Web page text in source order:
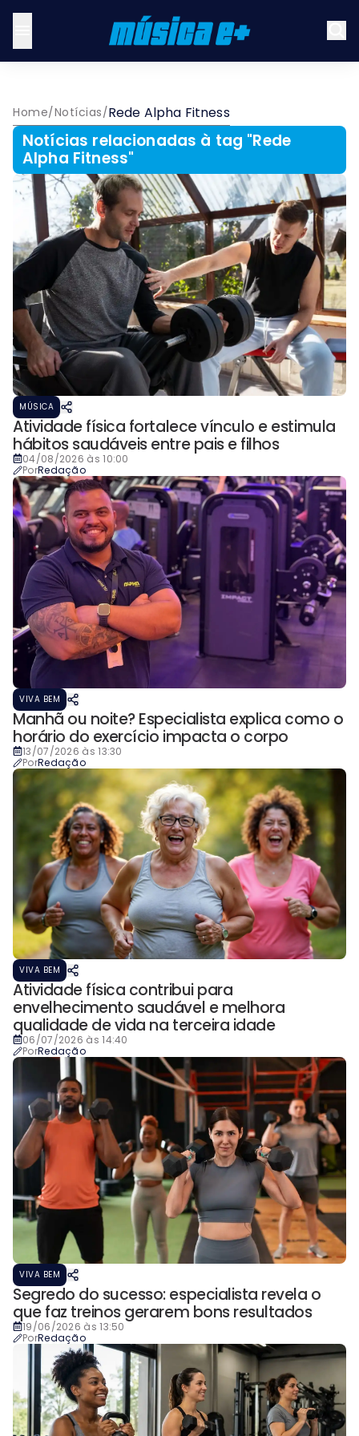
Home/Notícias/Rede Alpha Fitness
Notícias relacionadas à tag "Rede
Alpha Fitness"
MÚSICA
Atividade física fortalece vínculo e estimula
hábitos saudáveis entre pais e filhos
04/08/2026 às 10:00
PorRedação
VIVA BEM
Manhã ou noite? Especialista explica como o
horário do exercício impacta o corpo
13/07/2026 às 13:30
PorRedação
VIVA BEM
Atividade física contribui para
envelhecimento saudável e melhora
qualidade de vida na terceira idade
06/07/2026 às 14:40
PorRedação
VIVA BEM
Segredo do sucesso: especialista revela o
que faz treinos gerarem bons resultados
19/06/2026 às 13:50
PorRedação